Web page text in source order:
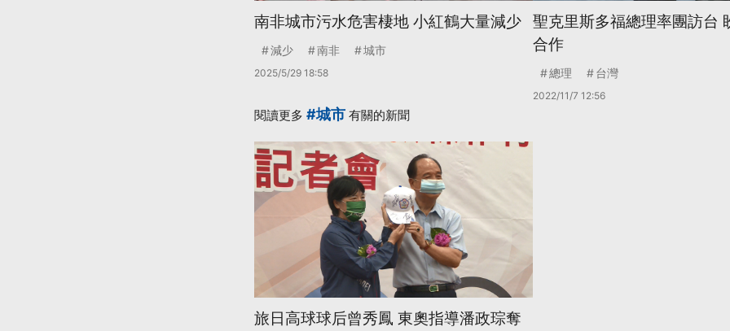
南非城市污水危害棲地 小紅鶴大量減少
減少 南非 城市
2025/5/29 18:58
聖克里斯多福總理率團訪台
合作
總理 台灣
2022/11/7 12:56
閱讀更多 #城市 有關的新聞
旅日高球球后曾秀鳳 東奧指導潘政琮奪